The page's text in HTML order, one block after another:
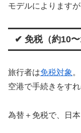
モデルによります
✔ 免税（約10〜
旅行者は免税対象 。
空港で手続きをす
為替＋免税で、日